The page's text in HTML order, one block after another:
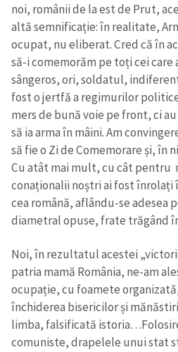
noi, românii de la est de Prut,
altă semnificație: în realitate,
ocupat, nu eliberat. Cred că în
să-i comemorăm pe toți cei
sângeros, ori, soldatul,
fost o jertfă a regimurilor
mers de bună voie pe front, ci
să ia arma în mâini. Am
să fie o Zi de Comemorare și, în
Cu atât mai mult, cu cât pentru
conaționalii noștri ai fost înrolați
cea română, aflându-se adesea
diametral opuse, frate trăgând
Noi, în rezultatul acestei
patria mamă România, ne-am
ocupație, cu foamete
închiderea bisericilor și
limba, falsificată
comuniste, drapelele unui stat